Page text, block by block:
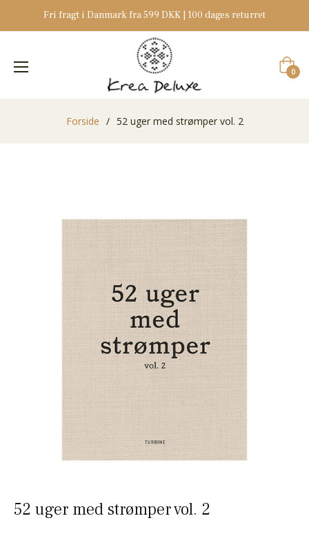
Fri fragt i Danmark fra 599 DKK | 100 dages returret
0
Forside / 52 uger med strømper vol. 2
52 uger med strømper vol. 2